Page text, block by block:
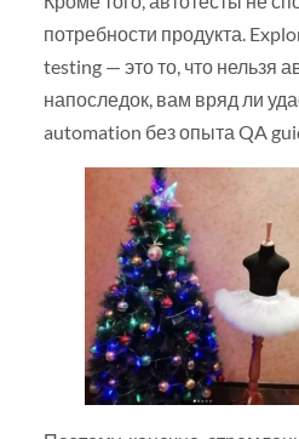
потребности продукта.
testing — это то, что нельзя
напоследок, вам вряд ли
automation без опыта QA